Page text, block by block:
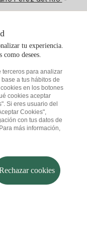
la Universidad de
13 - 41930
de San Sebastian
tu experiencia.
como desees.
terceros para analizar
a tus hábitos de
en los botones
cookies aceptar
Si eres usuario del
Cookies",
con tus datos de
más información,
cookies